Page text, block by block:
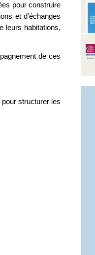
pour construire
et d’échanges
leurs habitations,
de ces
structurer les